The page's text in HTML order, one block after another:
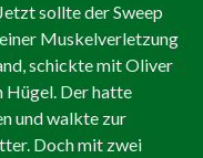
sollte der Sweep
Muskelverletzung
schickte mit Oliver
Hügel. Der hatte
und walkte zur
Doch mit zwei